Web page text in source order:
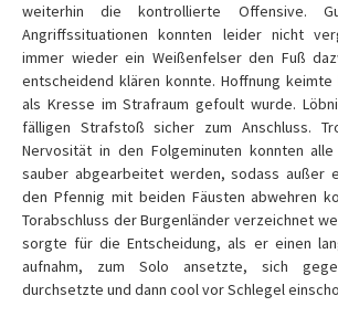
weiterhin die kontrollierte Offensive.
Angriffssituationen konnten leider nicht
immer wieder ein Weißenfelser den Fuß
entscheidend klären konnte. Hoffnung
als Kresse im Strafraum gefoult wurde.
fälligen Strafstoß sicher zum Anschluss.
Nervosität in den Folgeminuten konnten
sauber abgearbeitet werden, sodass außer
den Pfennig mit beiden Fäusten abwehren
Torabschluss der Burgenländer verzeichnet
sorgte für die Entscheidung, als er einen
aufnahm, zum Solo ansetzte, sich
durchsetzte und dann cool vor Schlegel